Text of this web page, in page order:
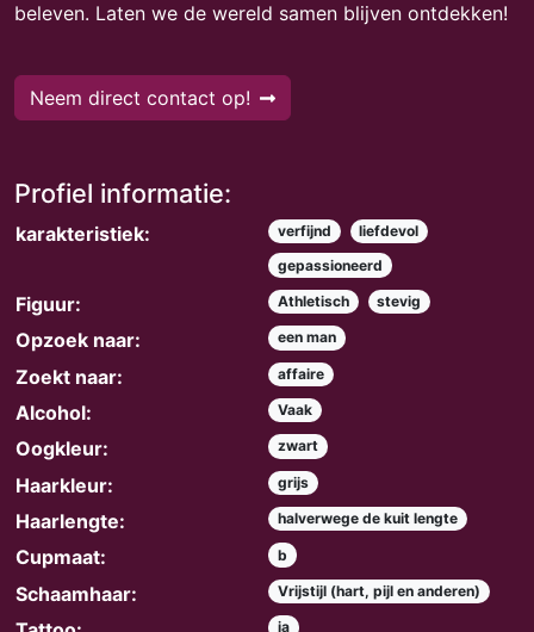
beleven. Laten we de wereld samen blijven ontdekken!
Neem direct contact op!
Profiel informatie:
karakteristiek: verfijnd
liefdevol
gepassioneerd
Figuur: Athletisch stevig
Opzoek naar: een man
Zoekt naar: affaire
Alcohol: Vaak
Oogkleur: zwart
Haarkleur: grijs
Haarlengte: halverwege de kuit lengte
Cupmaat: b
Schaamhaar: Vrijstijl (hart, pijl en anderen)
ja